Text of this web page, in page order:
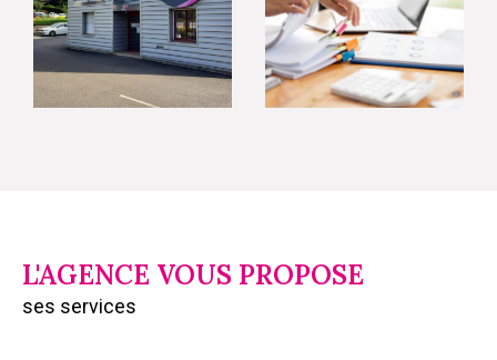
L'AGENCE VOUS PROPOSE
ses services